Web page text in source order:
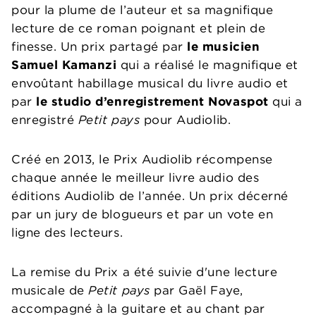
pour la plume de l’auteur et sa magnifique
lecture de ce roman poignant et plein de
finesse. Un prix partagé par le musicien
Samuel Kamanzi qui a réalisé le magnifique et
envoûtant habillage musical du livre audio et
par le studio d’enregistrement Novaspot qui a
enregistré Petit pays pour Audiolib.
Créé en 2013, le Prix Audiolib récompense
chaque année le meilleur livre audio des
éditions Audiolib de l’année. Un prix décerné
par un jury de blogueurs et par un vote en
ligne des lecteurs.
La remise du Prix a été suivie d'une lecture
musicale dePetit pays par Gaël Faye,
accompagné à la guitare et au chant par